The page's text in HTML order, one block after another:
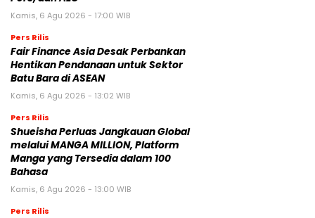
Kamis, 6 Agu 2026 - 17:00 WIB
Pers Rilis
Fair Finance Asia Desak Perbankan
Hentikan Pendanaan untuk Sektor
Batu Bara di ASEAN
Kamis, 6 Agu 2026 - 13:02 WIB
Pers Rilis
Shueisha Perluas Jangkauan Global
melalui MANGA MILLION, Platform
Manga yang Tersedia dalam 100
Bahasa
Kamis, 6 Agu 2026 - 13:00 WIB
Pers Rilis